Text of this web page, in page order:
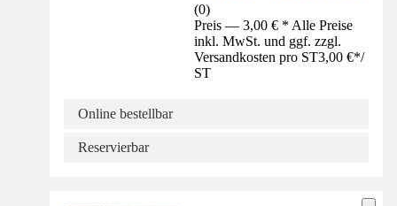
(0)
Preis — 3,00 € * Alle Preise
inkl. MwSt. und ggf. zzgl.
Versandkosten pro ST3,00 €*/
ST
Online bestellbar
Reservierbar